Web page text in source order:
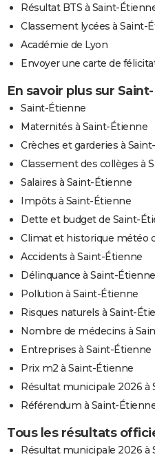
Résultat BTS à Saint-
Classement lycées à Saint-
Académie de Lyon
Envoyer une carte de
En savoir plus sur
Saint-Étienne
Maternités à Saint-Étienne
Crèches et garderies à
Classement des collèges à
Salaires à Saint-Étienne
Impôts à Saint-Étienne
Dette et budget de Saint-
Climat et historique météo
Accidents à Saint-Étienne
Délinquance à Saint-Étienne
Pollution à Saint-Étienne
Risques naturels à Saint-
Nombre de médecins à
Entreprises à Saint-Étienne
Prix m2 à Saint-Étienne
Résultat municipale 2026 à
Référendum à Saint-
Tous les résultats
Résultat municipale 2026 à